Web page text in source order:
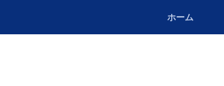
ホーム